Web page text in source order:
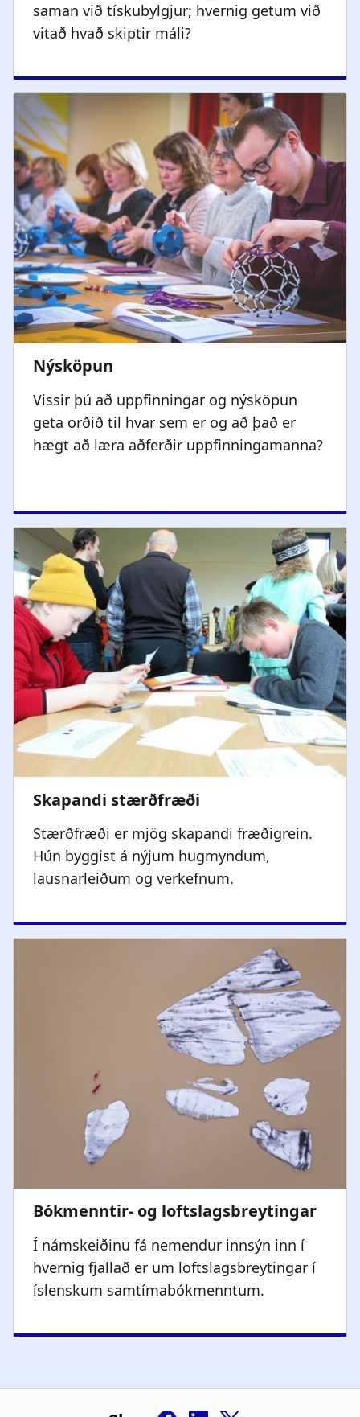
saman við tískubylgjur; hvernig getum við
vitað hvað skiptir máli?
Vissir þú að uppfinningar og nýsköpun
geta orðið til hvar sem er og að það er
hægt að læra aðferðir uppfinningamanna?
Stærðfræði er mjög skapandi fræðigrein.
Hún byggist á nýjum hugmyndum,
lausnarleiðum og verkefnum.
Í námskeiðinu fá nemendur innsýn inn í
hvernig fjallað er um loftslagsbreytingar í
íslenskum samtímabókmenntum. ​